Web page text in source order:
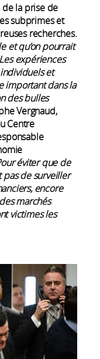
de la prise de
subprimes et
recherches.
et qu’on pourrait
expériences
et
important dans la
des bulles
Vergnaud,
Centre
éviter que de
pas de surveiller
encore
marchés
victimes les